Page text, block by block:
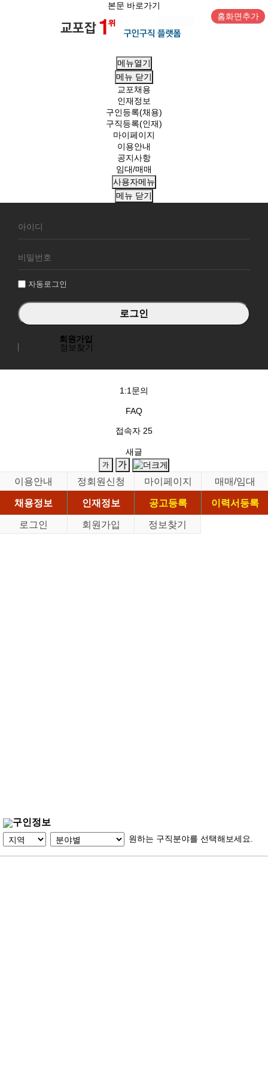
본문 바로가기
홈화면추가
메뉴열기
메뉴 닫기
교포채용
인재정보
구인등록(채용)
구직등록(인재)
마이페이지
이용안내
공지사항
임대/매매
사용자메뉴
메뉴 닫기
원
그
자동로그인
회원가입
정보찾기
1:1문의
FAQ
접속자 25
새글
이용안내 정회원신청 마이페이지
매매/임대
채용정보
인재정보 공고등록
이력서등록
로그인
회원가입 정보찾기
구인정보
원하는 구직분야를 선택해보세요.